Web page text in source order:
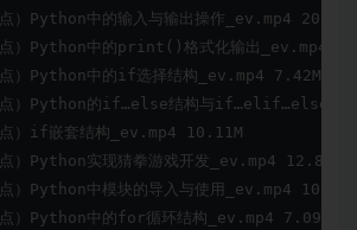
Python中的输入与输出操作_ev.mp4 20.98M
）Python中的print()格式化输出_ev.mp4
）Python中的if选择结构_ev.mp4 7.42M
）Python的if…else结构与if…elif…else多分
）if嵌套结构_ev.mp4 10.11M
Python实现猜拳游戏开发_ev.mp4 12.83M
Python中模块的导入与使用_ev.mp4 10.56M
）Python中的for循环结构_ev.mp4 7.09M